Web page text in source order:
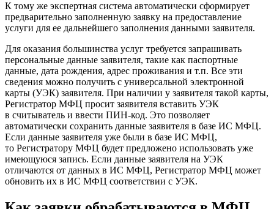
К тому же экспертная система автоматически сформирует
предварительно заполненную заявку на предоставление
услуги для ее дальнейшего заполнения данными заявителя.
Для оказания большинства услуг требуется запрашивать
персональные данные заявителя, такие как паспортные
данные, дата рождения, адрес проживания и т.п. Все эти
сведения можно получить с универсальной электронной
карты (УЭК) заявителя. При наличии у заявителя такой карты,
Регистратор МФЦ просит заявителя вставить УЭК
в считыватель и ввести ПИН-код. Это позволяет
автоматически сохранить данные заявителя в базе ИС МФЦ.
Если данные заявителя уже были в базе ИС МФЦ,
то Регистратору МФЦ будет предложено использовать уже
имеющуюся запись. Если данные заявителя на УЭК
отличаются от данных в ИС МФЦ, Регистратор МФЦ может
обновить их в ИС МФЦ соответствии с УЭК.